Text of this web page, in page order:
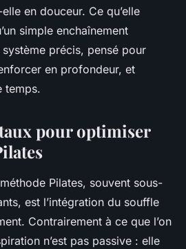
en douceur. Ce qu’elle
simple enchaînement
système précis, pensé pour
en profondeur, et
temps.
pour optimiser
Pilates, souvent sous-
est l’intégration du souffle
Contrairement à ce que l’on
n’est pas passive : elle